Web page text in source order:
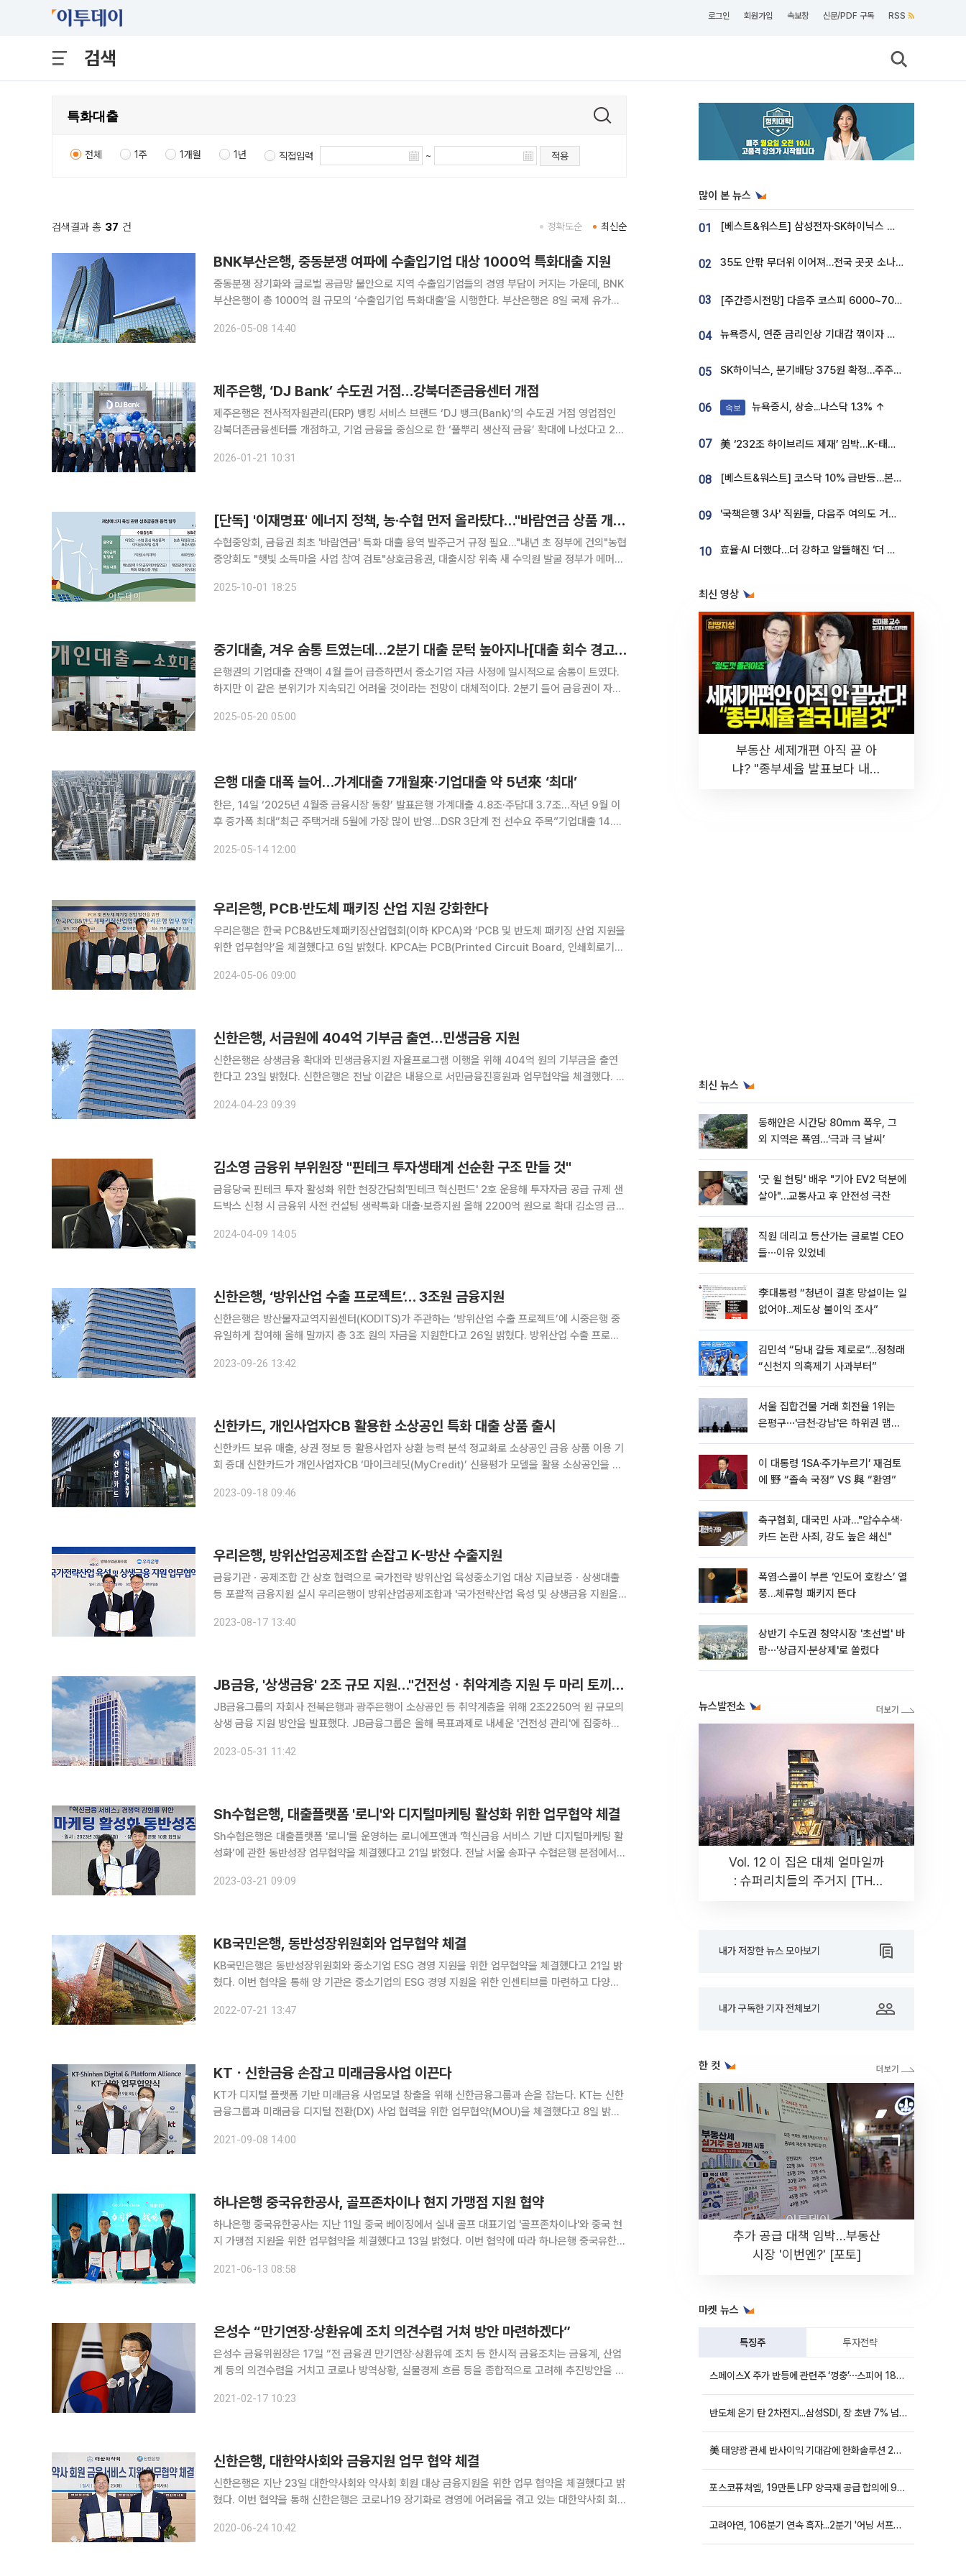
로그인 회원가입 속보창 신문/PDF 구독 RSS
검색
전체 1주 1개월 1년 직접입력 ~ 적용
검색결과 총 37 건 최신순
정확도순
BNK부산은행, 중동분쟁 여파에 수출입기업 대상 1000억 특화대출 지원
중동분쟁 장기화와 글로벌 공급망 불안으로 지역 수출입기업들의 경영 부담이 커지는 가운데, BNK
부산은행이 총 1000억 원 규모의 ‘수출입기업 특화대출’을 시행한다. 부산은행은 8일 국제 유가와
2026-05-08 14:40
제주은행, ‘DJ Bank’ 수도권 거점…강북더존금융센터 개점
제주은행은 전사적자원관리(ERP) 뱅킹 서비스 브랜드 ‘DJ 뱅크(Bank)’의 수도권 거점 영업점인
강북더존금융센터를 개점하고, 기업 금융을 중심으로 한 ‘풀뿌리 생산적 금융’ 확대에 나섰다고 21
트너십을 상징하는 핵심 거점이다. 데이터와 금융을 결합한 DJ B
2026-01-21 10:31
[단독] '이재명표' 에너지 정책, 농·수협 먼저 올라탔다…"바람연금 상품 개발"
수협중앙회, 금융권 최초 '바람연금' 특화 대출 용역 발주근거 규정 필요…"내년 초 정부에 건의"농협
중앙회도 "햇빛 소득마을 사업 참여 검토"상호금융권, 대출시장 위축 새 수익원 발굴 정부가 메머드
금융권이 발 빠르게 '역할 찾기'에 나섰다. 이재명 대통령이 강조
2025-10-01 18:25
중기대출, 겨우 숨통 트였는데…2분기 대출 문턱 높아지나[대출 회수 경고음]
은행권의 기업대출 잔액이 4월 들어 급증하면서 중소기업 자금 사정에 일시적으로 숨통이 트였다.
하지만 이 같은 분위기가 지속되긴 어려울 것이라는 전망이 대체적이다. 2분기 들어 금융권이 자산
행권의 기업대출 잔액은 1338조7000억 원으로 집계됐다. 전달보다
2025-05-20 05:00
은행 대출 대폭 늘어…가계대출 7개월來·기업대출 약 5년來 ‘최대’
한은, 14일 ‘2025년 4월중 금융시장 동향’ 발표은행 가계대출 4.8조·주담대 3.7조…작년 9월 이
후 증가폭 최대“최근 주택거래 5월에 가장 많이 반영…DSR 3단계 전 선수요 주목”기업대출 14.4
것으로 나타났다. 한국은행이 14일 발표한 ‘
2025-05-14 12:00
우리은행, PCB·반도체 패키징 산업 지원 강화한다
우리은행은 한국 PCB&반도체패키징산업협회(이하 KPCA)와 ‘PCB 및 반도체 패키징 산업 지원을
위한 업무협약’을 체결했다고 6일 밝혔다. KPCA는 PCB(Printed Circuit Board, 인쇄회로기
체 △자동차 △전자 산업 등에 핵심 공급망 역
2024-05-06 09:00
신한은행, 서금원에 404억 기부금 출연…민생금융 지원
신한은행은 상생금융 확대와 민생금융지원 자율프로그램 이행을 위해 404억 원의 기부금을 출연
한다고 23일 밝혔다. 신한은행은 전날 이같은 내용으로 서민금융진흥원과 업무협약을 체결했다. 이
기부금은 서민금융진흥원의 대출상품 햇살론뱅크, 햇살론15 등 실질
2024-04-23 09:39
김소영 금융위 부위원장 "핀테크 투자생태계 선순환 구조 만들 것"
금융당국 핀테크 투자 활성화 위한 현장간담회'핀테크 혁신펀드' 2호 운용해 투자자금 공급 규제 샌
드박스 신청 시 금융위 사전 컨설팅 생략특화 대출·보증지원 올해 2200억 원으로 확대 김소영 금융
2024-04-09 14:05
신한은행, ‘방위산업 수출 프로젝트’… 3조원 금융지원
신한은행은 방산물자교역지원센터(KODITS)가 주관하는 ‘방위산업 수출 프로젝트’에 시중은행 중
유일하게 참여해 올해 말까지 총 3조 원의 자금을 지원한다고 26일 밝혔다. 방위산업 수출 프로젝
산업 수요 증가에 대응하고 국내 방위산업 수출 경쟁력을 강화하기 위
2023-09-26 13:42
신한카드, 개인사업자CB 활용한 소상공인 특화 대출 상품 출시
신한카드 보유 매출, 상권 정보 등 활용사업자 상환 능력 분석 정교화로 소상공인 금융 상품 이용 기
회 증대 신한카드가 개인사업자CB ‘마이크레딧(MyCredit)’ 신용평가 모델을 활용 소상공인을 위
금융상품인 ‘마이데일리(My Daily) 동네상권 사장님 대출’
2023-09-18 09:46
우리은행, 방위산업공제조합 손잡고 K-방산 수출지원
금융기관ㆍ공제조합 간 상호 협력으로 국가전략 방위산업 육성중소기업 대상 지급보증ㆍ상생대출
등 포괄적 금융지원 실시 우리은행이 방위산업공제조합과 '국가전략산업 육성 및 상생금융 지원을
을 위한 목적으로 설립한 단체로 방산 물자 조달·생산을 위한 보증과
2023-08-17 13:40
JB금융, '상생금융' 2조 규모 지원…"건전성ㆍ취약계층 지원 두 마리 토끼 잡겠다"
JB금융그룹의 자회사 전북은행과 광주은행이 소상공인 등 취약계층을 위해 2조2250억 원 규모의
상생 금융 지원 방안을 발표했다. JB금융그룹은 올해 목표과제로 내세운 '건전성 관리'에 집중하는
'상생금융' 지원 방안은 서민금융 종합지원, 소상공인ㆍ중소기
2023-05-31 11:42
Sh수협은행, 대출플랫폼 '로니'와 디지털마케팅 활성화 위한 업무협약 체결
Sh수협은행은 대출플랫폼 '로니'를 운영하는 로니에프앤과 '혁신금융 서비스 기반 디지털마케팅 활
성화’에 관한 동반성장 업무협약을 체결했다고 21일 밝혔다. 전날 서울 송파구 수협은행 본점에서
다. 이번 업무협약으로 양사는 △디지털 금융플랫폼을 활용한 특화 대
2023-03-21 09:09
KB국민은행, 동반성장위원회와 업무협약 체결
KB국민은행은 동반성장위원회와 중소기업 ESG 경영 지원을 위한 업무협약을 체결했다고 21일 밝
혔다. 이번 협약을 통해 양 기관은 중소기업의 ESG 경영 지원을 위한 인센티브를 마련하고 다양한
ESG 지원사업'을 통해 선정된 'ESG 우수 중소기업'을 대상으로
2022-07-21 13:47
KTㆍ신한금융 손잡고 미래금융사업 이끈다
KT가 디지털 플랫폼 기반 미래금융 사업모델 창출을 위해 신한금융그룹과 손을 잡는다. KT는 신한
금융그룹과 미래금융 디지털 전환(DX) 사업 협력을 위한 업무협약(MOU)을 체결했다고 8일 밝혔
왔다. 이번 협력을 통해서는 구체적인 사업 추진에 속력을 낼
2021-09-08 14:00
하나은행 중국유한공사, 골프존차이나 현지 가맹점 지원 협약
하나은행 중국유한공사는 지난 11일 중국 베이징에서 실내 골프 대표기업 '골프존차이나'와 중국 현
지 가맹점 지원을 위한 업무협약을 체결했다고 13일 밝혔다. 이번 협약에 따라 하나은행 중국유한공
2021-06-13 08:58
은성수 “만기연장·상환유예 조치 의견수렴 거쳐 방안 마련하겠다”
은성수 금융위원장은 17일 “전 금융권 만기연장·상환유예 조치 등 한시적 금융조치는 금융계, 산업
계 등의 의견수렴을 거치고 코로나 방역상황, 실물경제 흐름 등을 종합적으로 고려해 추진방안을 마
서 불가피하게 증가한 가계부채가 우리 경제에 부담으로 작용하지 않도록
2021-02-17 10:23
신한은행, 대한약사회와 금융지원 업무 협약 체결
신한은행은 지난 23일 대한약사회와 약사회 회원 대상 금융지원을 위한 업무 협약을 체결했다고 밝
혔다. 이번 협약을 통해 신한은행은 코로나19 장기화로 경영에 어려움을 겪고 있는 대한약사회 회원
램을 제공한다. 또한 자동화기기 인출 수수료 포함한 전
2020-06-24 10:42
많이 본 뉴스
01 [베스트&워스트] 삼성전자·SK하이닉스 밀린 한 주…상상인증권은 85% 급등
02 35도 안팎 무더위 이어져…전국 곳곳 소나기 [오늘 날씨]
03 [주간증시전망] 다음주 코스피 6000~7000⋯“外人 수급은 정책이 변수”
04 뉴욕증시, 연준 금리인상 기대감 꺾이자 상승...S&P500 사상 최고치 [종합]
05 SK하이닉스, 분기배당 375원 확정…주주환원책 9월로 앞당겨 발표
06 속보 뉴욕증시, 상승...나스닥 1.3% ↑
07 美 ‘232조 하이브리드 제재’ 임박…K-태양광, 불확실성 털고 날개 다나
08 [베스트&워스트] 코스닥 10% 급반등…본느, 최대주주 변경 기대에 270% 폭등
09 '국책은행 3사' 직원들, 다음주 여의도 거리 나서는 까닭은
10 효율·AI 더했다…더 강하고 알뜰해진 ‘더 뉴 그랜저 하이브리드’ [ET의 모빌리티]
최신 영상
부동산 세제개편 아직 끝 아
냐? "종부세율 발표보다 내릴
최신 뉴스
동해안은 시간당 80㎜ 폭우, 그
외 지역은 폭염…‘극과 극 날씨’
'굿 윌 헌팅' 배우 "기아 EV2 덕분에
살아"…교통사고 후 안전성 극찬
직원 데리고 등산가는 글로벌 CEO
들⋯이유 있었네
李대통령 “청년이 결혼 망설이는 일
없어야...제도상 불이익 조사”
김민석 “당내 갈등 제로로”…정청래
“신천지 의혹제기 사과부터”
서울 집합건물 거래 회전율 1위는
은평구⋯'금천·강남'은 하위권 맴돌
이 대통령 ‘ISA·주가누르기’ 재검토
에 野 “졸속 국정” VS 與 “환영”
축구협회, 대국민 사과…"압수수색·
카드 논란 사죄, 강도 높은 쇄신"
폭염·스콜이 부른 ‘인도어 호캉스’ 열
풍…체류형 패키지 뜬다
상반기 수도권 청약시장 '초선별' 바
람⋯'상급지·분상제'로 쏠렸다
뉴스발전소
Vol. 12 이 집은 대체 얼마일까
: 슈퍼리치들의 주거지 [THE
내가 저장한 뉴스 모아보기
내가 구독한 기자 전체보기
한 컷
추가 공급 대책 임박…부동산
시장 '이번엔?' [포토]
마켓 뉴스
특징주 투자전략
스페이스X 주가 반등에 관련주 ‘껑충’⋯스피어 18%ㆍ에이치브이엠 12%↑
반도체 온기 탄 2차전지...삼성SDI, 장 초반 7% 넘게 껑충
美 태양광 관세 반사이익 기대감에 한화솔루션 20%대·OCI홀딩스 14%대 급등
포스코퓨처엠, 19만톤 LFP 양극재 공급 합의에 9%대 강세
고려아연, 106분기 연속 흑자...2분기 '어닝 서프라이즈'에 장 초반 12%대 강세